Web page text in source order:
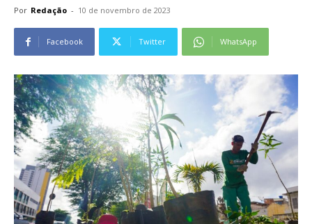
Por Redação - 10 de novembro de 2023
Facebook Twitter WhatsApp